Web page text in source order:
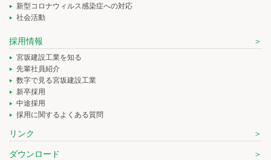
新型コロナウィルス感染症への対応
社会活動
採用情報
宮坂建設工業を知る
先輩社員紹介
数字で見る宮坂建設工業
新卒採用
中途採用
採用に関するよくある質問
リンク
ダウンロード